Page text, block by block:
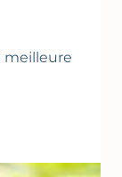
meilleure